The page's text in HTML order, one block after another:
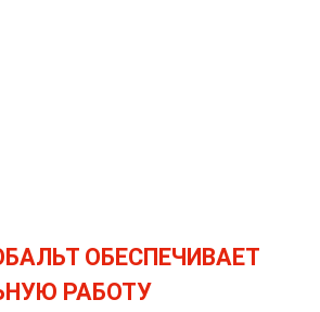
ОБЕСПЕЧИВАЕТ
РАБОТУ